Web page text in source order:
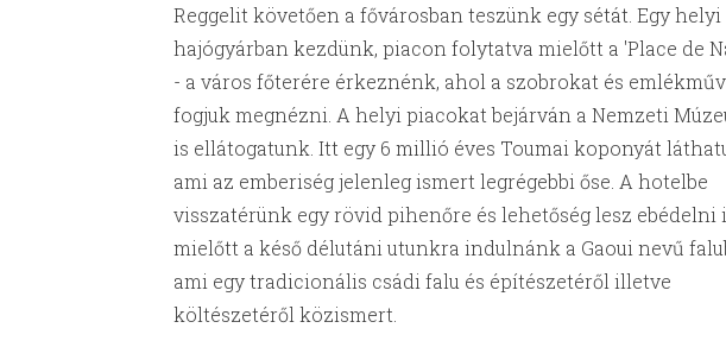
Reggelit követően a fővárosban teszünk egy sétát. Egy helyi
hajógyárban kezdünk, piacon folytatva mielőtt a 'Place de
- a város főterére érkeznénk, ahol a szobrokat és
fogjuk megnézni. A helyi piacokat bejárván a Nemzeti
is ellátogatunk. Itt egy 6 millió éves Toumai koponyát
ami az emberiség jelenleg ismert legrégebbi őse. A hotelbe
visszatérünk egy rövid pihenőre és lehetőség lesz ebédelni
mielőtt a késő délutáni utunkra indulnánk a Gaoui nevű
ami egy tradicionális csádi falu és építészetéről illetve
költészetéről közismert.